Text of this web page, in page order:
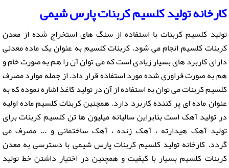
کارخانه تولیدکلسیم کربناتپارس شیمی
تولید کلسیم کربنات با استفاده از سنگ های استخراج شده از معدن
کربنات کلسیم انجام می شود. کربنات کلسیم به عنوان یک ماده معدنی
دارای کاربرد های بسیار زیادی است که می توان آن را هم به صورت خام و
هم به صورت فراوری شده مورد استفاده قرار داد. از جمله موارد مصرف
کلسیم کربنات می توان به استفاده از آن در تولید کاغذ اشاره نموده که به
عنوان ماده ای پر کننده کاربرد دارد. همچنین کربنات کلسیم ماده اولیه
در تولید آهک است بنابراین سالیانه میلیون ها تن کلسیم کربنات برای
تولید آهک هیدارته ، آهک زنده ، آهک ساختمانی و ... مصرف می
گردد. کارخانه تولید کلسیم کربنات پارس شیمی با دسترسی به معدن
کربنات کلسیم بسیار با کیفیت و همچنین در اختیار داشتن خط تولید